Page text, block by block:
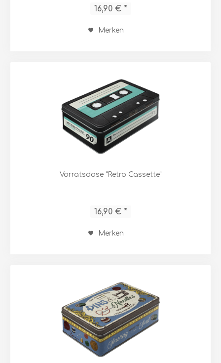
16,90 € *
Merken
Vorratsdose "Retro Cassette"
16,90 € *
Merken